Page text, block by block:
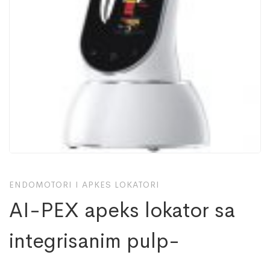
ENDOMOTORI I APKES LOKATORI
AI-PEX apeks lokator sa
integrisanim pulp-